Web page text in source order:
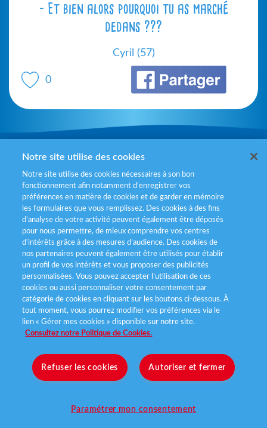
– Et bien alors pourquoi tu as marché
dedans ???
0
Cyril (57)
Mentions légales
Politiques de gestion des cookies
Politique données personnelles
Services consommateurs
Déclaration d’accessibilité
Pour votre santé, mangez 5 fruits et
Notre site utilise des cookies
Notre site utilise des cookies nécessaires à son bon
fonctionnement afin notamment d’enregistrer vos
préférences en matière de cookies et de garder en mémoire
les formulaires que vous remplissez. Des cookies à des fins
d’analyse de votre activité peuvent également être déposés
pour nous permettre, de mieux comprendre vos centres
d'intérêts grâce à des mesures d’audience. Des cookies de
nos partenaires peuvent également être utilisés pour établir
un profil de vos intérêts et vous proposer des publicités
personnalisées. Vous pouvez accepter l’utilisation de ces
cookies ou aussi personnaliser votre consentement par
catégorie de cookies en cliquant sur les boutons ci-dessous. À
tout moment, vous pourrez modifier vos préférences via le
lien « Gérer mes cookies » disponible sur notre site.
Consultez notre Politique de Cookies.
Autoriser et fermer
Refuser les cookies
Paramétrer mon consentement